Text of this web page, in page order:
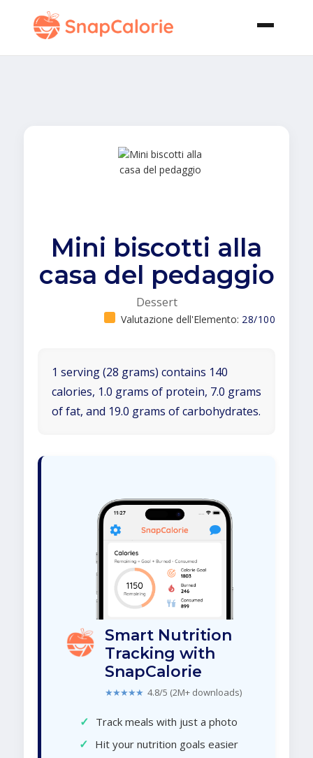
Mini biscotti alla
casa del pedaggio
Dessert
Valutazione dell'Elemento: 28/100
1 serving (28 grams) contains 140
calories, 1.0 grams of protein, 7.0 grams
of fat, and 19.0 grams of carbohydrates.
Smart Nutrition
Tracking with
SnapCalorie
★★★★★ 4.8/5 (2M+ downloads)
✓ Track meals with just a photo
✓ Hit your nutrition goals easier